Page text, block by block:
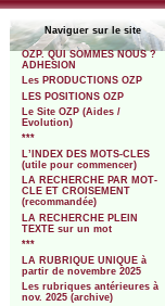
Naviguer sur le site
OZP. QUI SOMMES NOUS ?
ADHESION
Les PRODUCTIONS OZP
LES POSITIONS OZP
Le Site OZP (Aides /
Evolution)
***
L’INDEX DES MOTS-CLES
(utile pour commencer)
LA RECHERCHE PAR MOT-
CLE ET CROISEMENT
(recommandée)
LA RECHERCHE PLEIN
TEXTE sur un mot
***
LA RUBRIQUE UNIQUE à
partir de novembre 2025
Les rubriques antérieures à
nov. 2025 (archive)